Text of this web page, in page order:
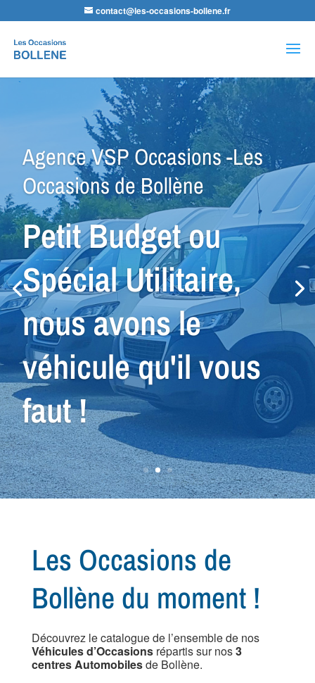
contact@les-occasions-bollene.fr
de
produits
Agence VSP Occasions -Les
Occasions de Bollène
Petit Budget ou
Spécial Utilitaire,
nous avons le
véhicule qu'il vous
faut !
Les Occasions de
Bollène du moment !
Découvrez le catalogue de l’ensemble de nos
Véhicules d’Occasionsrépartis sur nos3
centres Automobilesde Bollène.